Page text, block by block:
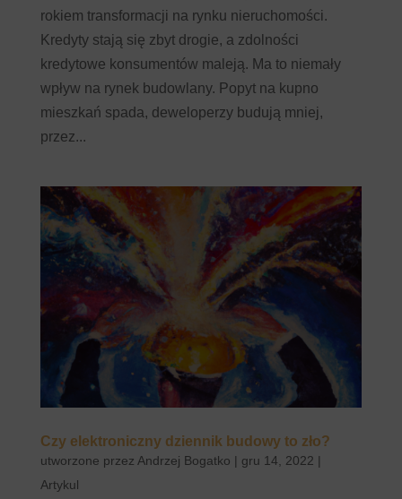
rokiem transformacji na rynku nieruchomości.
Kredyty stają się zbyt drogie, a zdolności
kredytowe konsumentów maleją. Ma to niemały
wpływ na rynek budowlany. Popyt na kupno
mieszkań spada, deweloperzy budują mniej,
przez...
Czy elektroniczny dziennik budowy to zło?
utworzone przez Andrzej Bogatko | gru 14, 2022 |
Artykul